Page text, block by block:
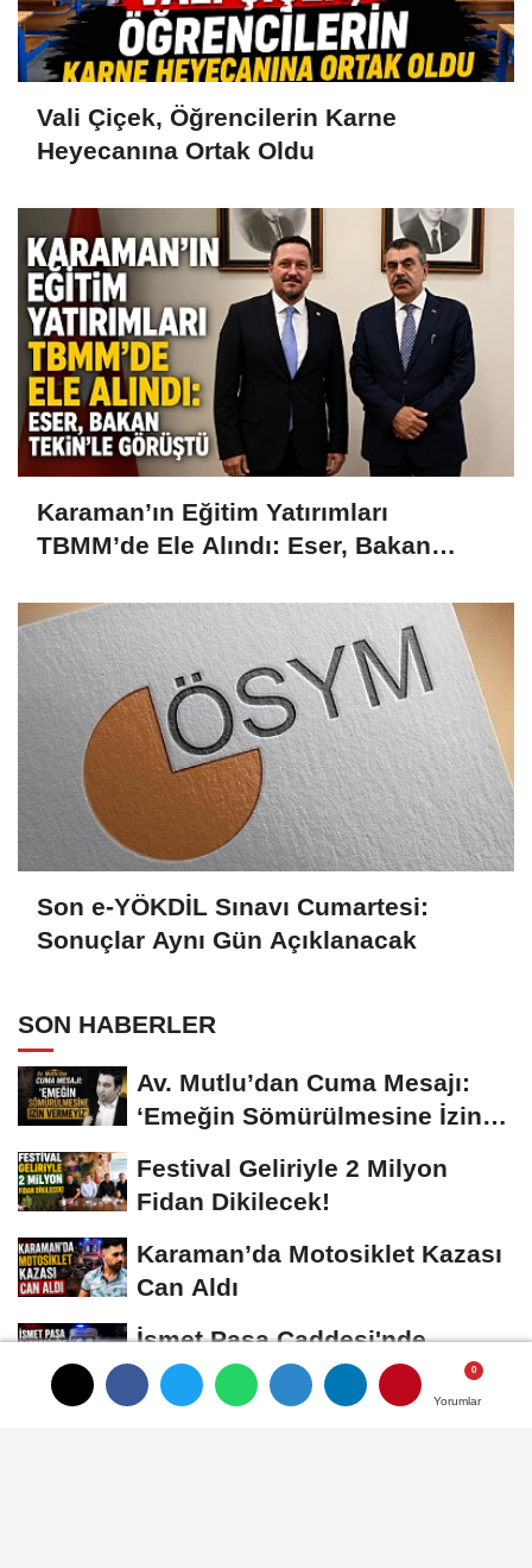
Yorumlar
Yorumlar
Vali Çiçek, Öğrencilerin Karne
Heyecanına Ortak Oldu
Karaman’ın Eğitim Yatırımları
TBMM’de Ele Alındı: Eser, Bakan
Son e-YÖKDİL Sınavı Cumartesi:
Sonuçlar Aynı Gün Açıklanacak
SON HABERLER
Av. Mutlu’dan Cuma Mesajı:
‘Emeğin Sömürülmesine İzin
Festival Geliriyle 2 Milyon
Fidan Dikilecek!
Karaman’da Motosiklet Kazası
Can Aldı
İsmet Paşa Caddesi'nde
Tartışma Silahlı Kavgaya
Dönüştü
Yorumlar